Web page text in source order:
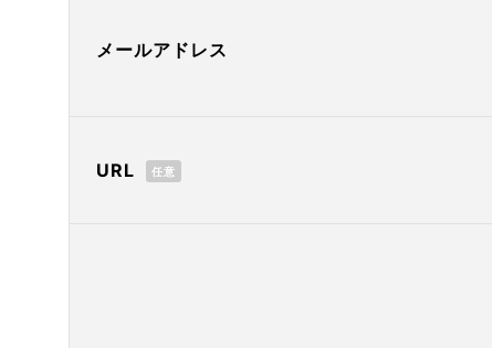
メールアドレス
URL 任意